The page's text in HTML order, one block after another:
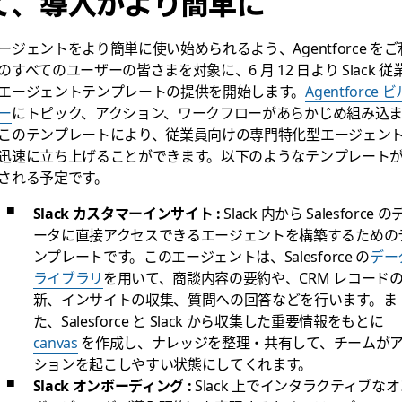
ジェントをより簡単に使い始められるよう、Agentforce をご
すべてのユーザーの皆さまを対象に、6 月 12 日より Slack 従
ージェントテンプレートの提供を開始します。Agentforce ビ
にトピック、アクション、ワークフローがあらかじめ組み込
のテンプレートにより、従業員向けの専門特化型エージェント
速に立ち上げることができます。以下のようなテンプレート
れる予定です。
Slack カスタマーインサイト :Slack 内から Salesforce の
ータに直接アクセスできるエージェントを構築するための
ンプレートです。このエージェントは、Salesforce のデー
ライブラリを用いて、商談内容の要約や、CRM レコード
新、インサイトの収集、質問への回答などを行います。ま
た、Salesforce と Slack から収集した重要情報をもとに
canvas を作成し、ナレッジを整理・共有して、チームが
ションを起こしやすい状態にしてくれます。
Slack オンボーディング :Slack 上でインタラクティブな